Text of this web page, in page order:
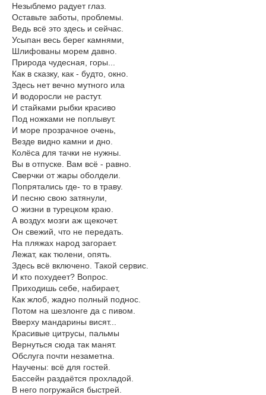
Незыблемо радует глаз.
Оставьте заботы, проблемы.
Ведь всё это здесь и сейчас.
Усыпан весь берег камнями,
Шлифованы морем давно.
Природа чудесная, горы...
Как в сказку, как - будто, окно.
Здесь нет вечно мутного ила
И водоросли не растут.
И стайками рыбки красиво
Под ножками не поплывут.
И море прозрачное очень,
Везде видно камни и дно.
Колёса для тачки не нужны.
Вы в отпуске. Вам всё - равно.
Сверчки от жары оболдели.
Попрятались где- то в траву.
И песню свою затянули,
О жизни в турецком краю.
А воздух мозги аж щекочет.
Он свежий, что не передать.
На пляжах народ загорает.
Лежат, как тюлени, опять.
Здесь всё включено. Такой сервис.
И кто похудеет? Вопрос.
Приходишь себе, набирает,
Как жлоб, жадно полный поднос.
Потом на шезлонге да с пивом.
Вверху мандарины висят...
Красивые цитрусы, пальмы
Вернуться сюда так манят.
Обслуга почти незаметна.
Научены: всё для гостей.
Бассейн раздаётся прохладой.
В него погружайся быстрей.